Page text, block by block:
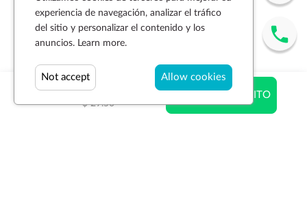
$ 27.32
$ 29.50
AÑADIR AL CARRITO
experiencia de navegación, analizar el tráfico
del sitio y personalizar el contenido y los
anuncios. Learn more.
Allow cookies
Not accept